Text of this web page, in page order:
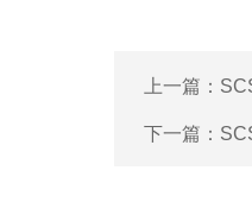
上一篇：
下一篇：